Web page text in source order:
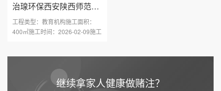
治瑔环保西安陕西师范大学公寓甲醛检测
工程类型：教育机构施工面积：
400㎡施工时间：2026-02-09施工
继续拿家人健康做赌注？